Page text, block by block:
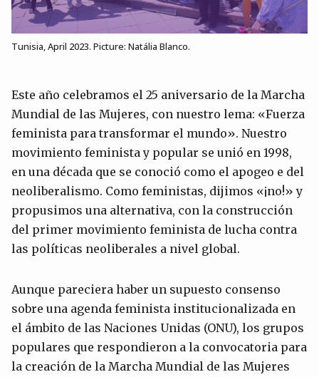
Tunisia, April 2023. Picture: Natália Blanco.
Este año celebramos el 25 aniversario de la Marcha
Mundial de las Mujeres, con nuestro lema: «Fuerza
feminista para transformar el mundo». Nuestro
movimiento feminista y popular se unió en 1998,
en una década que se conoció como el apogeo e del
neoliberalismo. Como feministas, dijimos «¡no!» y
propusimos una alternativa, con la construcción
del primer movimiento feminista de lucha contra
las políticas neoliberales a nivel global.
Aunque pareciera haber un supuesto consenso
sobre una agenda feminista institucionalizada en
el ámbito de las Naciones Unidas (ONU), los grupos
populares que respondieron a la convocatoria para
la creación de la Marcha Mundial de las Mujeres